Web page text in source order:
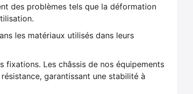
des problèmes tels que la déformation
les matériaux utilisés dans leurs
fixations. Les châssis de nos équipements
garantissant une stabilité à